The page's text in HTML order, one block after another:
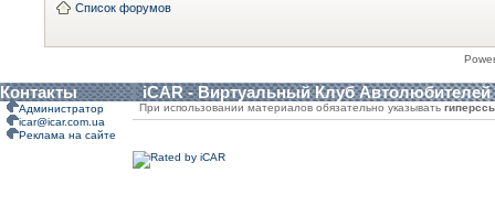
Список форумов
Контакты iCAR - Виртуальный Клуб Автолюбителей
Администратор
icar@icar.com.ua
Реклама на сайте
При использовании материалов обязательно указывать